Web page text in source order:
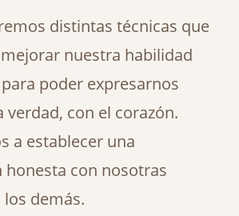
distintas técnicas que
nuestra habilidad
poder expresarnos
verdad, con el corazón.
a establecer una
honesta con nosotras
demás.